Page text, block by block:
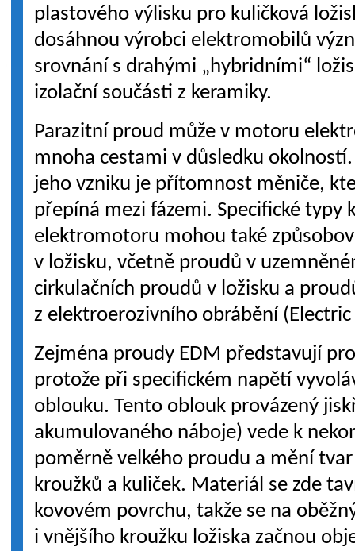
plastového výlisku pro kuličková
dosáhnou výrobci elektromobilů
srovnání s drahými „hybridními“
izolační součásti z keramiky.
Parazitní proud může v motoru
mnoha cestami v důsledku
jeho vzniku je přítomnost měniče,
přepíná mezi fázemi. Specifické typy
elektromotoru mohou také
v ložisku, včetně proudů v
cirkulačních proudů v ložisku a
z elektroerozivního obrábění
Zejména proudy EDM představují
protože při specifickém napětí
oblouku. Tento oblouk provázený
akumulovaného náboje) vede k
poměrně velkého proudu a mění
kroužků a kuliček. Materiál se zde
kovovém povrchu, takže se na
i vnějšího kroužku ložiska začnou